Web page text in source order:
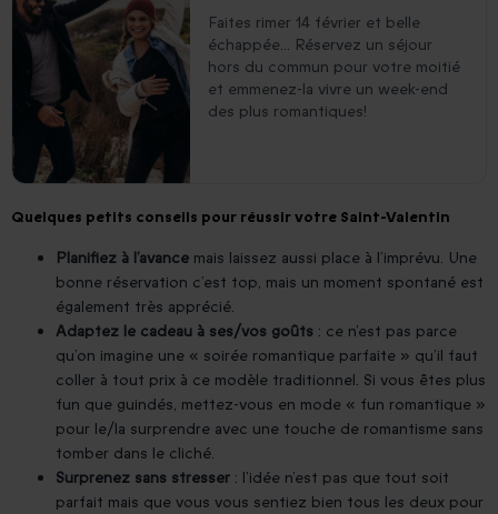
Faites rimer 14 février et belle
échappée... Réservez un séjour
hors du commun pour votre moitié
et emmenez-la vivre un week-end
des plus romantiques!
Quelques petits conseils pour réussir votre Saint-Valentin
Planifiez à l’avance mais laissez aussi place à l’imprévu. Une
bonne réservation c’est top, mais un moment spontané est
également très apprécié.
Adaptez le cadeau à ses/vos goûts : ce n’est pas parce
qu’on imagine une « soirée romantique parfaite » qu’il faut
coller à tout prix à ce modèle traditionnel. Si vous êtes plus
fun que guindés, mettez-vous en mode « fun romantique »
pour le/la surprendre avec une touche de romantisme sans
tomber dans le cliché.
Surprenez sans stresser : l’idée n’est pas que tout soit
parfait mais que vous vous sentiez bien tous les deux pour